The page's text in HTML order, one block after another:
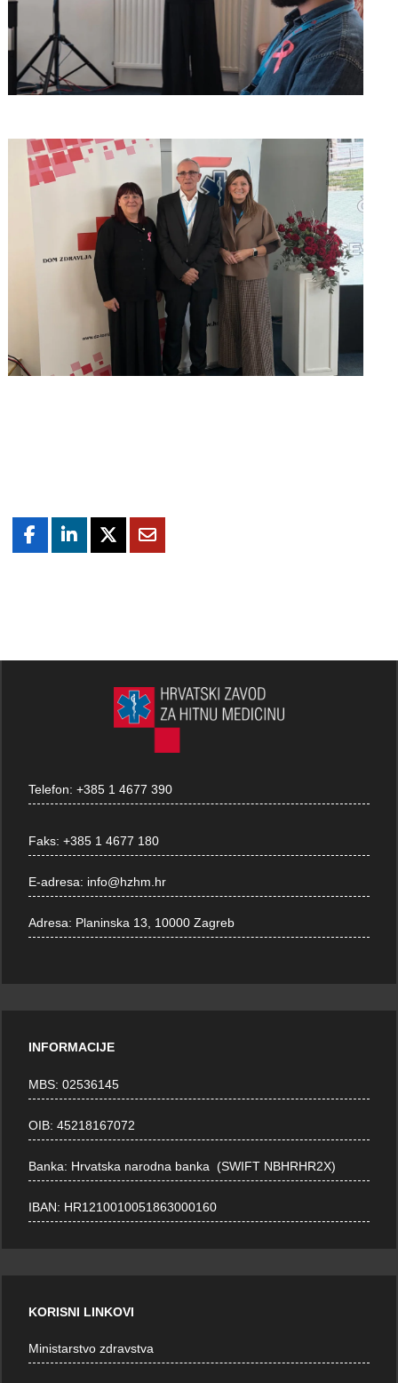
Telefon:+385 1 4677 390
Faks:+385 1 4677 180
E-adresa: info@hzhm.hr
Adresa: Planinska 13, 10000 Zagreb
INFORMACIJE
MBS: 02536145
OIB: 45218167072
Banka: Hrvatska narodna banka (SWIFT NBHRHR2X)
IBAN: HR1210010051863000160
KORISNI LINKOVI
Ministarstvo zdravstva